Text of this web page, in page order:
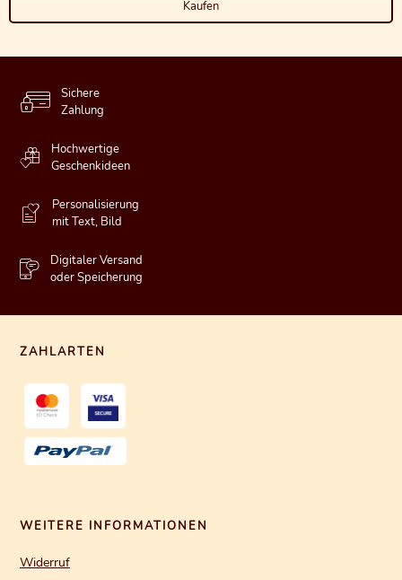
Kaufen
Sichere
Zahlung
Hochwertige
Geschenkideen
Personalisierung
mit Text, Bild
Digitaler Versand
oder Speicherung
ZAHLARTEN
WEITERE INFORMATIONEN
Widerruf